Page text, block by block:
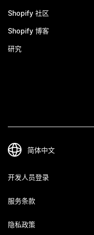
Shopify 社区
Shopify 博客
研究
开发人员登录
服务条款
隐私政策